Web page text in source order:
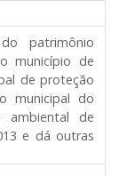
patrimônio
município de
de proteção
municipal do
ambiental de
e dá outras